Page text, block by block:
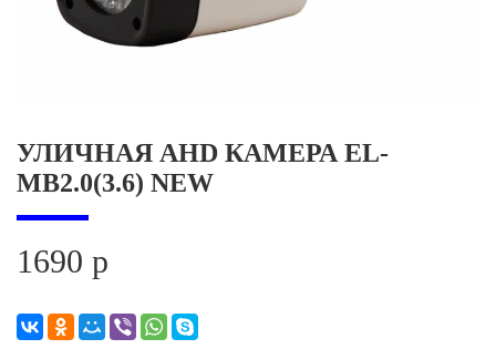
УЛИЧНАЯ AHD КАМЕРА EL-
MB2.0(3.6) NEW
1690 р